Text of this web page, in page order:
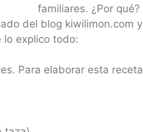
familiares. ¿Por
del blog kiwilimon.com
lo explico todo:
Para elaborar esta